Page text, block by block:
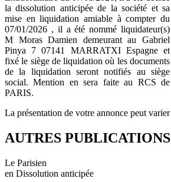
la dissolution anticipée de la société et sa
mise en liquidation amiable à compter du
07/01/2026 , il a été nommé liquidateur(s)
M Moras Damien demeurant au Gabriel
Pinya 7 07141 MARRATXI Espagne et
fixé le siège de liquidation où les documents
de la liquidation seront notifiés au siège
social. Mention en sera faite au RCS de
PARIS.
La présentation de votre annonce peut
AUTRES
Le Parisien
en Dissolution anticipée